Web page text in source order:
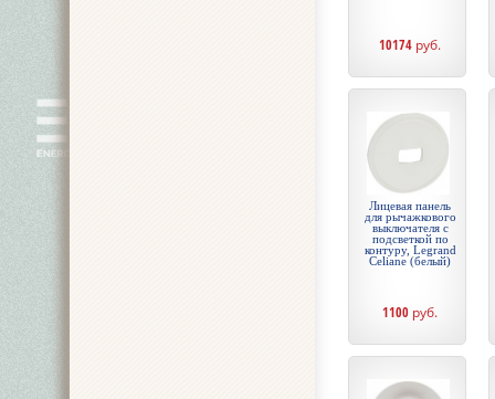
10174 руб.
Лицевая панель
для рычажкового
выключателя с
подсветкой по
контуру, Legrand
Celiane (белый)
1100 руб.